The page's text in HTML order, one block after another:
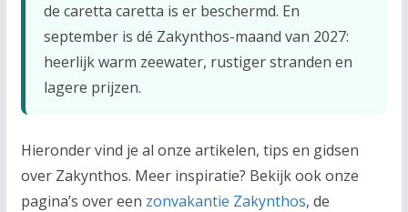
de caretta caretta is er beschermd. En
september is dé Zakynthos-maand van 2027:
heerlijk warm zeewater, rustiger stranden en
lagere prijzen.
Hieronder vind je al onze artikelen, tips en gidsen
over Zakynthos. Meer inspiratie? Bekijk ook onze
pagina’s over een zonvakantie Zakynthos, de